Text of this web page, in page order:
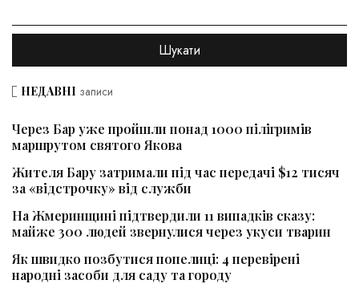
НЕДАВНІ записи
Через Бар уже пройшли понад 1000 пілігримів
маршрутом святого Якова
Жителя Бару затримали під час передачі $12 тисяч
за «відстрочку» від служби
На Жмеринщині підтвердили 11 випадків сказу:
майже 300 людей звернулися через укуси тварин
Як швидко позбутися попелиці: 4 перевірені
народні засоби для саду та городу